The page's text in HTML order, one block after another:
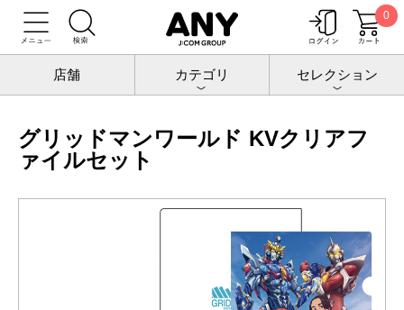
0
店舗 カテゴリ セレクション
トップ グリッドマンワールド
クリアファイル
グリッドマンワールド KVクリアファイルセット
グリッドマンワールド KVクリアフ
ァイルセット